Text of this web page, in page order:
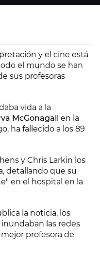
y el cine está
el mundo se han
sus profesoras
vida a la
McGonagall en la
ha fallecido a los 89
y Chris Larkin los
detallando que su
en el hospital en la
la noticia, los
las redes
mejor profesora de